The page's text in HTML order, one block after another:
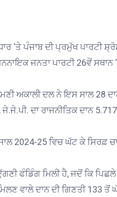
‘ਤੇ ਪੰਜਾਬ ਦੀ ਪ੍ਰਮੁੱਖ ਪਾਰਟੀ
ਜਨਤਾ ਪਾਰਟੀ 26ਵੇਂ ਸਥਾਨ
ਅਕਾਲੀ ਦਲ ਨੇ ਇਸ ਸਾਲ 28
ਦਾ ਰਾਜਨੀਤਿਕ ਦਾਨ 5.717
2024-25 ਵਿਚ ਘੱਟ ਕੇ ਸਿਰਫ਼
ਫੰਡਿੰਗ ਮਿਲੀ ਹੈ, ਜਦੋਂ ਕਿ
ਵਾਲੇ ਦਾਨ ਦੀ ਗਿਣਤੀ 133 ਤੋਂ